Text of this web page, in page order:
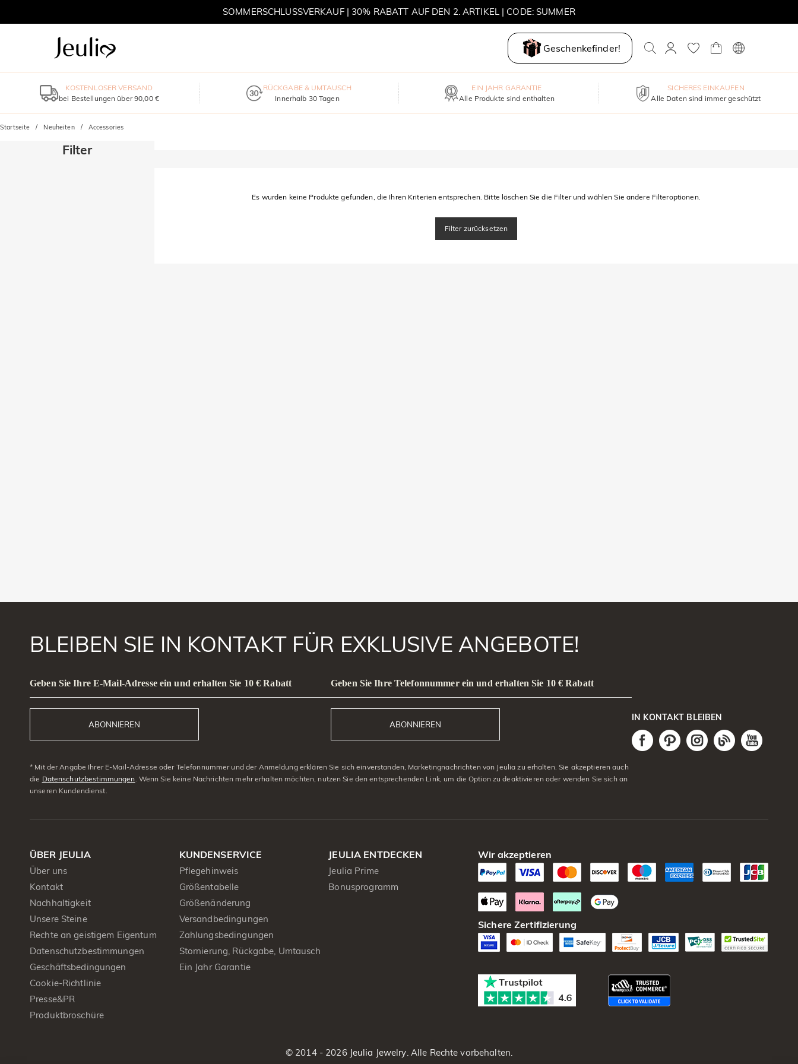
SOMMERSCHLUSSVERKAUF | 30% RABATT AUF DEN 2. ARTIKEL | CODE: SUMMER
Geschenkefinder!
KOSTENLOSER VERSAND
bei Bestellungen über 90,00 €
RÜCKGABE & UMTAUSCH
Innerhalb 30 Tagen
EIN JAHR GARANTIE
Alle Produkte sind enthalten
SICHERES EINKAUFEN
Alle Daten sind immer geschützt
Startseite Neuheiten Accessories
Filter
Es wurden keine Produkte gefunden, die Ihren Kriterien entsprechen. Bitte löschen Sie die Filter und wählen Sie andere Filteroptionen.
Filter zurücksetzen
BLEIBEN SIE IN KONTAKT FÜR EXKLUSIVE ANGEBOTE!
Geben Sie Ihre E-Mail-Adresse ein und erhalten Sie 10 € Rabatt
ABONNIEREN
Geben Sie Ihre Telefonnummer ein und erhalten Sie 10 € Rabatt
ABONNIEREN
* Mit der Angabe Ihrer E-Mail-Adresse oder Telefonnummer und der Anmeldung erklären Sie sich einverstanden, Marketingnachrichten von Jeulia zu erhalten. Sie akzeptieren auch
die Datenschutzbestimmungen . Wenn Sie keine Nachrichten mehr erhalten möchten, nutzen Sie den entsprechenden Link, um die Option zu deaktivieren oder wenden Sie sich an
unseren Kundendienst.
IN KONTAKT BLEIBEN
ÜBER JEULIA
Über uns
Kontakt
Nachhaltigkeit
Unsere Steine
Rechte an geistigem Eigentum
Datenschutzbestimmungen
Geschäftsbedingungen
Cookie-Richtlinie
Presse&PR
Produktbroschüre
KUNDENSERVICE
Pflegehinweis
Größentabelle
Größenänderung
Versandbedingungen
Zahlungsbedingungen
Stornierung, Rückgabe, Umtausch
Ein Jahr Garantie
JEULIA ENTDECKEN
Jeulia Prime
Bonusprogramm
Wir akzeptieren
Sichere Zertifizierung
© 2014 - 2026Jeulia Jewelry . Alle Rechte vorbehalten.